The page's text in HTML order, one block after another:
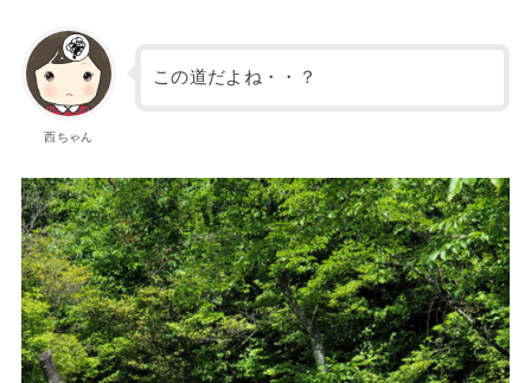
西ちゃん
この道だよね・・？